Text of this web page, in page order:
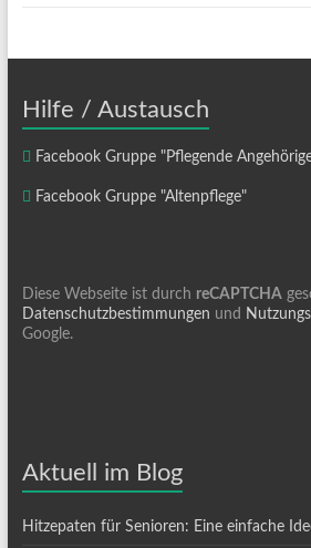
Hilfe / Austausch
Facebook Gruppe "Pflegende
Facebook Gruppe "Altenpflege"
Diese Webseite ist durch reCAPTCHA
Datenschutzbestimmungen und
Google.
Aktuell im Blog
Hitzepaten für Senioren: Eine einfache